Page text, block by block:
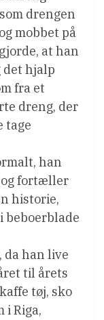
drengen
mobbet på
at han
det hjalp
fra et
dreng, der
tage
han
og fortæller
historie,
beboerblade
han live
til årets
tøj, sko
i Riga,